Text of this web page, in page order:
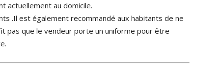
actuellement au domicile.
.Il est également recommandé aux habitants de ne
pas que le vendeur porte un uniforme pour être